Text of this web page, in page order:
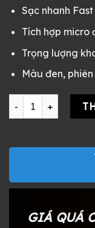
Sạc nhanh
Tích hợp micro
Trọng lượng
Màu đen,
Tai nghe Beats
GIÁ QUÁ